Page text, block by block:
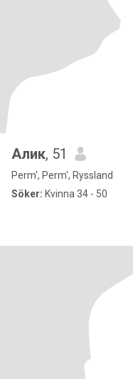
Алик, 51
Perm', Perm', Ryssland
Söker: Kvinna 34 - 50